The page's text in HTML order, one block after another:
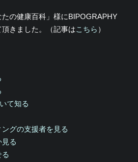
の健康百科」様にBIPOGRAPHY
きました。（記事はこちら ）
て知る
グの支援者を見る
る